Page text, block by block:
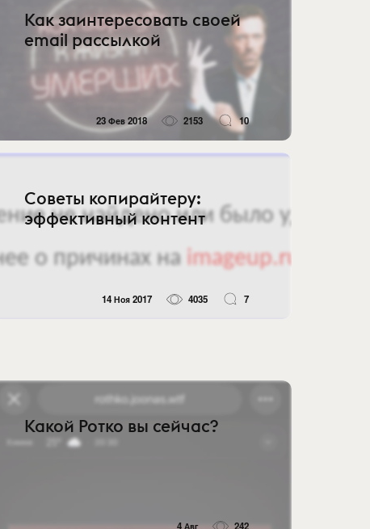
Как заинтересовать своей
email рассылкой
23 Фев 2018 2153 10
Советы копирайтеру:
эффективный контент
14 Ноя 2017 4035 7
Какой Ротко вы сейчас?